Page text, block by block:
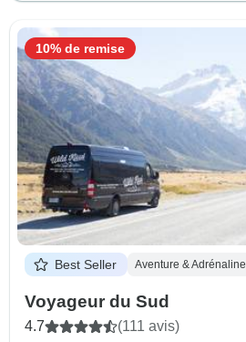
Best Seller Aventure & Adrénaline
Voyageur du Sud
4.7 (111 avis)
10% de remise